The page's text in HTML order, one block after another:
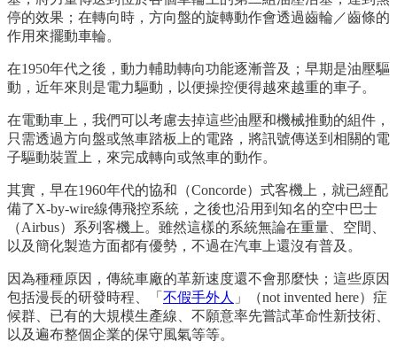
停的效果；在轉向時，方向盤的旋轉動作會透過齒輪／齒條的
作用來擺動車輪。
在1950年代之後，動力輔助轉向功能逐漸普及；早期是油壓驅
動，近年來則是電力驅動，以便操控便得越來越重的車子。
在電動車上，我們可以考慮去掉這些油壓和機械推動的組件，
只需透過方向盤或煞車踏板上的電路，將訊號傳送到相關的電
子驅動裝置上，來完成轉向或煞車的動作。
其實，早在1960年代的協和（Concorde）式客機上，就已經配
備了X-by-wire線傳飛控系統，之後也沿用到知名的空中巴士
（Airbus）系列客機上。雖然這樣的系統無論在重量、空間、
以及簡化製造方面都有優勢，不過在汽車上還沒有普及。
因為種種原因，傳統車廠的革新速度還不會那麼快；這些原因
包括漫長的研發時程、「 不假手外人 」（not invented here）症
候群、已有的大規模生產線、不願意率先嘗試革命性新技術、
以及遍布整個企業的保守風氣等等。